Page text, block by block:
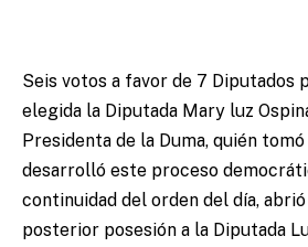
Seis votos a favor de 7 Diputados
elegida la Diputada Mary luz
Presidenta de la Duma, quién
desarrolló este proceso
continuidad del orden del día,
posterior posesión a la Diputada